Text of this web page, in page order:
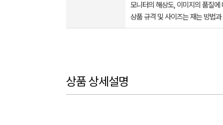
모니터의 해상도, 이미지의 품질
상품 규격 및 사이즈는 재는 방법
상품 상세설명